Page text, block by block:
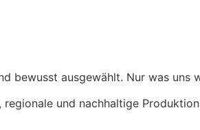
bewusst ausgewählt. Nur was uns
und nachhaltige